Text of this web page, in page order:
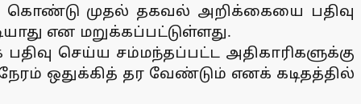
கொண்டு முதல் தகவல் அறிக்கையை பதிவு
என மறுக்கப்பட்டுள்ளது.
செய்ய சம்மந்தப்பட்ட அதிகாரிகளுக்கு
ஒதுக்கித் தர வேண்டும் எனக் கடிதத்தில்